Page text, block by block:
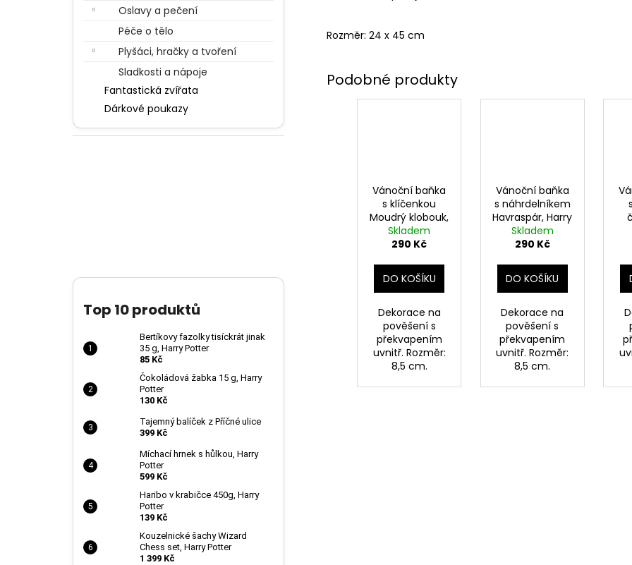
Oslavy a pečení
Péče o tělo
Plyšáci, hračky a tvoření
Sladkosti a nápoje
Fantastická zvířata
Dárkové poukazy
Top 10 produktů
Bertíkovy fazolky tisíckrát jinak
35 g, Harry Potter
85 Kč
Čokoládová žabka 15 g, Harry
Potter
130 Kč
Tajemný balíček z Příčné ulice
399 Kč
Míchací hrnek s hůlkou, Harry
Potter
599 Kč
Haribo v krabičce 450g, Harry
Potter
139 Kč
Kouzelnické šachy Wizard
Chess set, Harry Potter
1 399 Kč
Rozměr: 24 x 45 cm
Vánoční baňka
s klíčenkou
Moudrý klobouk,
Harry Potter
Skladem
290 Kč
DO KOŠÍKU
Dekorace na
pověšení s
překvapením
uvnitř. Rozměr:
8,5 cm.
Vánoční baňka
s náhrdelníkem
Havraspár, Harry
Potter
Skladem
290 Kč
DO KOŠÍKU
Dekorace na
pověšení s
překvapením
uvnitř. Rozměr:
8,5 cm.